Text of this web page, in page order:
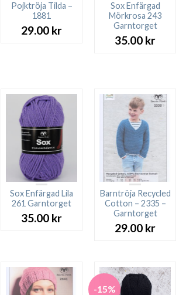
Pojktröja Tilda –
1881
29.00 kr
Sox Enfärgad
Mörkrosa 243
Garntorget
35.00 kr
Sox Enfärgad Lila
261 Garntorget
35.00 kr
Barntröja Recycled
Cotton – 2335 –
Garntorget
29.00 kr
-15%